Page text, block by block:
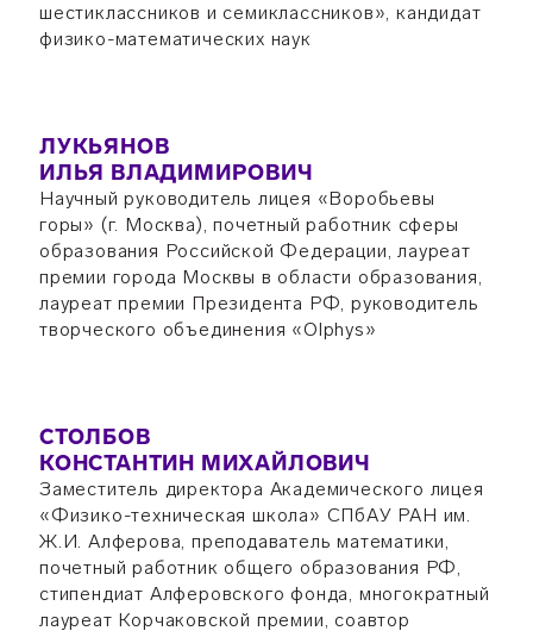
шестиклассников и семиклассников», кандидат
физико-математических наук
ЛУКЬЯНОВ
ИЛЬЯ ВЛАДИМИРОВИЧ
Научный руководитель лицея «Воробьевы
горы» (г. Москва), почетный работник сферы
образования Российской Федерации, лауреат
премии города Москвы в области образования,
лауреат премии Президента РФ, руководитель
творческого объединения «Olphys»
СТОЛБОВ
КОНСТАНТИН МИХАЙЛОВИЧ
Заместитель директора Академического лицея
«Физико-техническая школа» СПбАУ РАН им.
Ж.И. Алферова, преподаватель математики,
почетный работник общего образования РФ,
стипендиат Алферовского фонда, многократный
лауреат Корчаковской премии, соавтор